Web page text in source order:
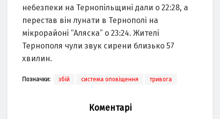
небезпеки на Тернопільщині дали о 22:28, а
перестав він лунати в Тернополі на
мікрорайоні “Аляска” о 23:24. Жителі
Тернополя чули звук сирени близько 57
хвилин.
Позначки: збій система оповіщення тривога
Коментарі